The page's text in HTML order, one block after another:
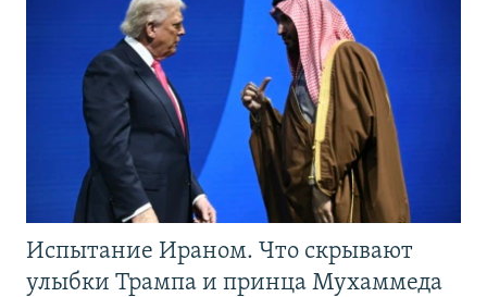
Испытание Ираном. Что скрывают
улыбки Трампа и принца Мухаммеда